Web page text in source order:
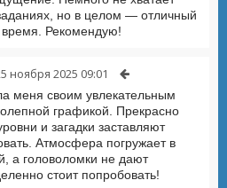
но в целом — отличный
время. Рекомендую!
ноября 2025 09:01
меня своим увлекательным
графикой. Прекрасно
и загадки заставляют
Атмосфера погружает в
а головоломки не дают
стоит попробовать!